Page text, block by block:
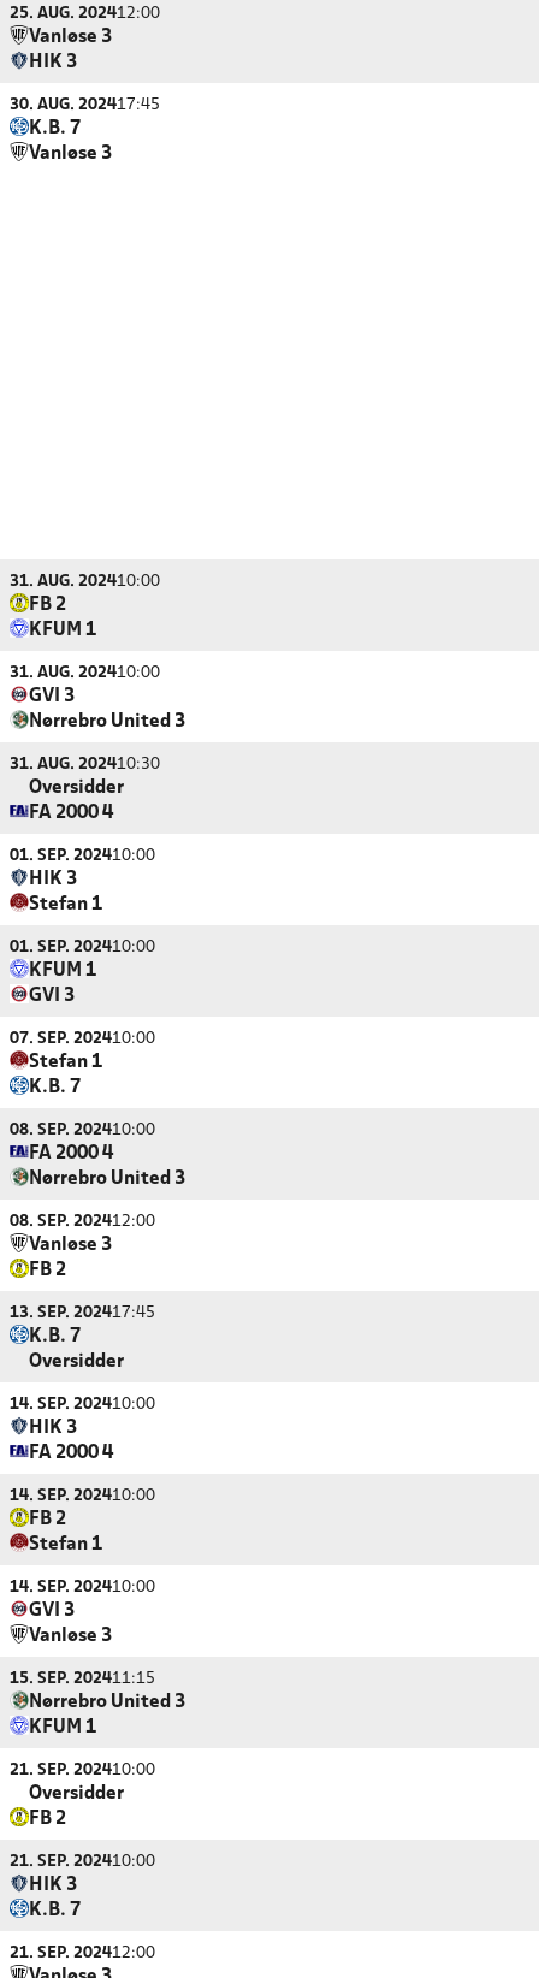
25. AUG. 202412:00
Vanløse 3
HIK 3
30. AUG. 202417:45
K.B. 7
Vanløse 3
31. AUG. 202410:00
FB 2
KFUM 1
31. AUG. 202410:00
GVI 3
Nørrebro United 3
31. AUG. 202410:30
Oversidder
FA 2000 4
01. SEP. 202410:00
HIK 3
Stefan 1
01. SEP. 202410:00
KFUM 1
GVI 3
07. SEP. 202410:00
Stefan 1
K.B. 7
08. SEP. 202410:00
FA 2000 4
Nørrebro United 3
08. SEP. 202412:00
Vanløse 3
FB 2
13. SEP. 202417:45
K.B. 7
Oversidder
14. SEP. 202410:00
HIK 3
FA 2000 4
14. SEP. 202410:00
FB 2
Stefan 1
14. SEP. 202410:00
GVI 3
Vanløse 3
15. SEP. 202411:15
Nørrebro United 3
KFUM 1
21. SEP. 202410:00
Oversidder
FB 2
21. SEP. 202410:00
HIK 3
K.B. 7
21. SEP. 202412:00